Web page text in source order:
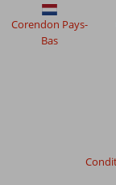
48
mois
ne
pertinence
Corendon Pays-
Bas